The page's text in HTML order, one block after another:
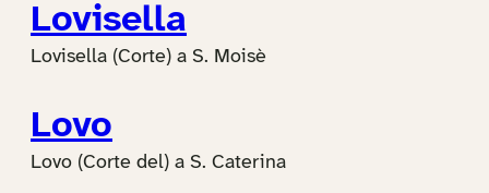
Lovisella
Lovisella (Corte) a S. Moisè
Lovo
Lovo (Corte del) a S. Caterina